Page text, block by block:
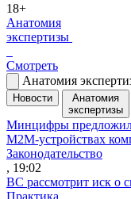
18+
Анатомия
экспертизы
Смотреть
Анатомия
Новости
Анатомия
экспертизы
Минцифры
M2M-устройствах
Законодательство
, 19:02
ВС рассмотрит иск о
Практика